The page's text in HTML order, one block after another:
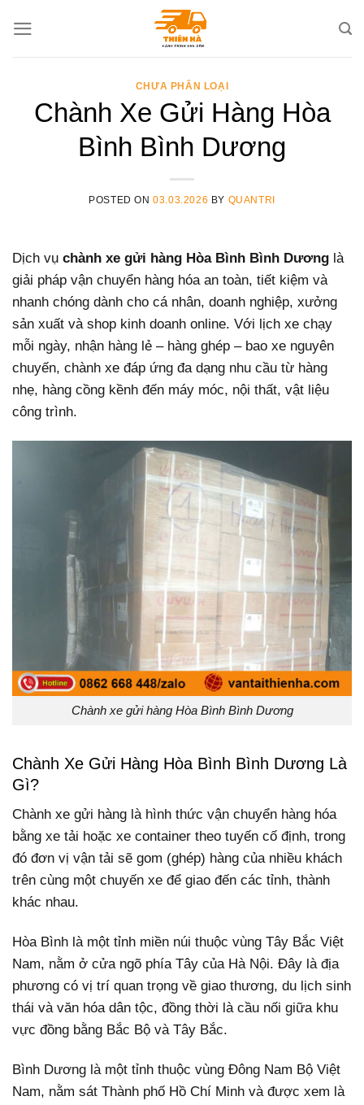
CHƯA PHÂN LOẠI
Chành Xe Gửi Hàng Hòa
Bình Bình Dương
POSTED ON03.03.2026 BY QUANTRI
Dịch vụ chành xe gửi hàng Hòa Bình Bình Dương là
giải pháp vận chuyển hàng hóa an toàn, tiết kiệm và
nhanh chóng dành cho cá nhân, doanh nghiệp, xưởng
sản xuất và shop kinh doanh online. Với lịch xe chạy
mỗi ngày, nhận hàng lẻ – hàng ghép – bao xe nguyên
chuyến, chành xe đáp ứng đa dạng nhu cầu từ hàng
nhẹ, hàng cồng kềnh đến máy móc, nội thất, vật liệu
công trình.
Chành xe gửi hàng Hòa Bình Bình Dương
Chành Xe Gửi Hàng Hòa Bình Bình Dương Là
Gì?
Chành xe gửi hàng là hình thức vận chuyển hàng hóa
bằng xe tải hoặc xe container theo tuyến cố định, trong
đó đơn vị vận tải sẽ gom (ghép) hàng của nhiều khách
trên cùng một chuyến xe để giao đến các tỉnh, thành
khác nhau.
Hòa Bình là một tỉnh miền núi thuộc vùng Tây Bắc Việt
Nam, nằm ở cửa ngõ phía Tây của Hà Nội. Đây là địa
phương có vị trí quan trọng về giao thương, du lịch sinh
thái và văn hóa dân tộc, đồng thời là cầu nối giữa khu
vực đồng bằng Bắc Bộ và Tây Bắc.
Bình Dương là một tỉnh thuộc vùng Đông Nam Bộ Việt
Nam, nằm sát Thành phố Hồ Chí Minh và được xem là